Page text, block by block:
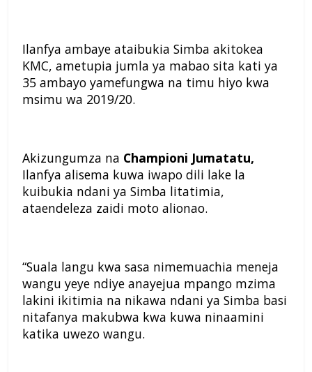
Ilanfya ambaye ataibukia Simba akitokea
KMC, ametupia jumla ya mabao sita kati ya
35 ambayo yamefungwa na timu hiyo kwa
msimu wa 2019/20.
Akizungumza na Championi Jumatatu,
Ilanfya alisema kuwa iwapo dili lake la
kuibukia ndani ya Simba litatimia,
ataendeleza zaidi moto alionao.
“Suala langu kwa sasa nimemuachia meneja
wangu yeye ndiye anayejua mpango mzima
lakini ikitimia na nikawa ndani ya Simba basi
nitafanya makubwa kwa kuwa ninaamini
katika uwezo wangu.